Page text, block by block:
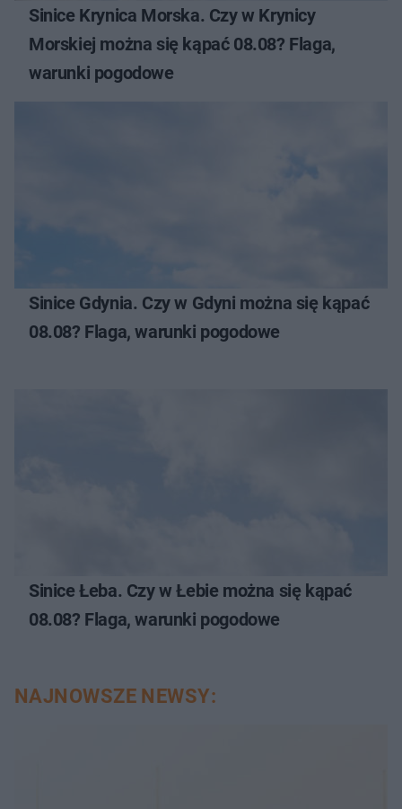
Sinice Krynica Morska. Czy w Krynicy
Morskiej można się kąpać 08.08? Flaga,
warunki pogodowe
Sinice Gdynia. Czy w Gdyni można się kąpać
08.08? Flaga, warunki pogodowe
Sinice Łeba. Czy w Łebie można się kąpać
08.08? Flaga, warunki pogodowe
NAJNOWSZE NEWSY: